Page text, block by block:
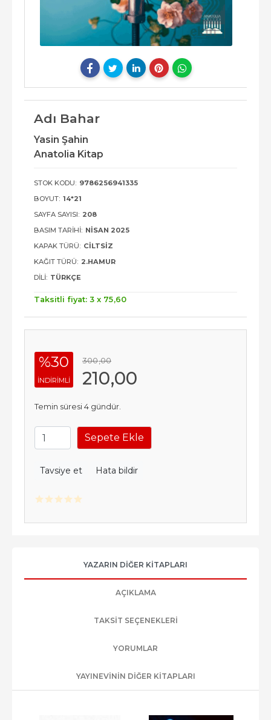
Adı Bahar
Yasin Şahin
Anatolia Kitap
STOK KODU: 9786256941335
BOYUT: 14*21
SAYFA SAYISI: 208
BASIM TARIHI: NISAN 2025
KAPAK TÜRÜ: CILTSIZ
KAĞIT TÜRÜ: 2.HAMUR
DILI: TÜRKÇE
Taksitli fiyat: 3 x 75,60
%30
INDIRIMLI
300,00
210,00
Temin süresi 4 gündür.
Sepete Ekle
Tavsiye et Hata bildir
YAZARIN DIĞER KITAPLARI
AÇIKLAMA
TAKSIT SEÇENEKLERI
YORUMLAR
YAYINEVININ DIĞER KITAPLARI